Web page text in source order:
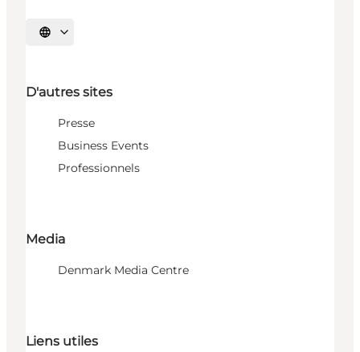
Choisissez la langue
D'autres sites
Presse
Business Events
Professionnels
Media
Denmark Media Centre
Liens utiles